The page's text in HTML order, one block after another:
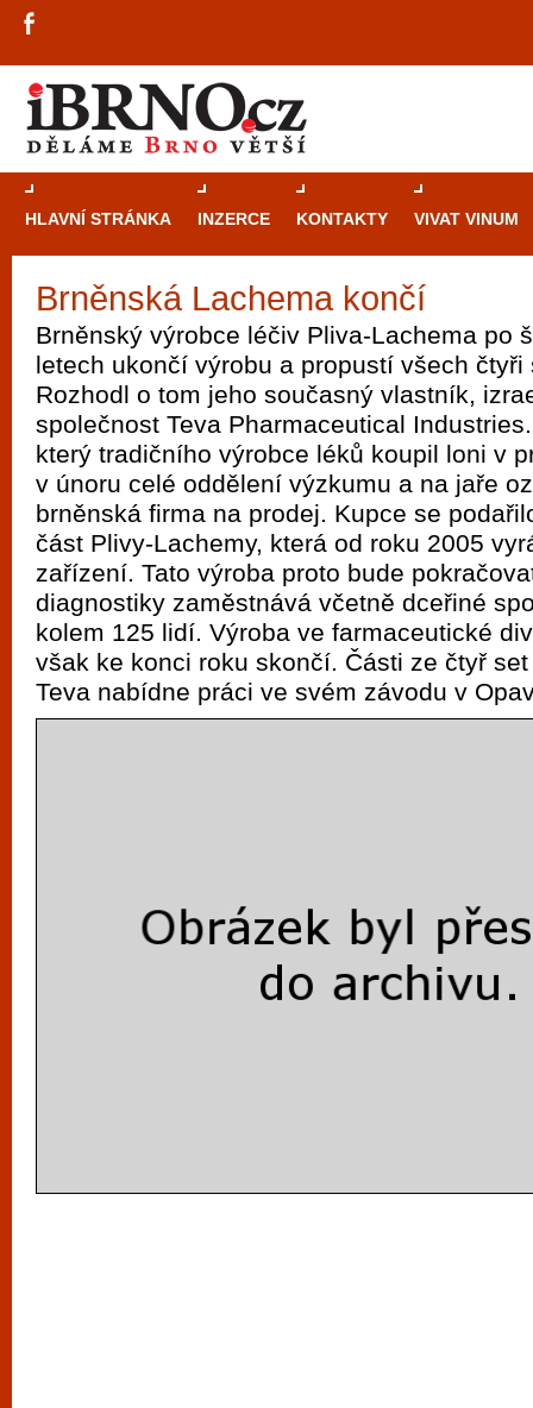
HLAVNÍ STRÁNKA INZERCE KONTAKTY VIVAT VINUM
Brněnská Lachema končí
Brněnský výrobce léčiv Pliva-Lachema po
letech ukončí výrobu a propustí všech čtyři
Rozhodl o tom jeho současný vlastník,
společnost Teva Pharmaceutical
který tradičního výrobce léků koupil loni v
v únoru celé oddělení výzkumu a na jaře
brněnská firma na prodej. Kupce se
část Plivy-Lachemy, která od roku 2005
zařízení. Tato výroba proto bude
diagnostiky zaměstnává včetně dceřiné
kolem 125 lidí. Výroba ve farmaceutické
však ke konci roku skončí. Části ze čtyř
Teva nabídne práci ve svém závodu v
Průvodce
Brně: Od
automaty
Brno je
zajímavé
restaurace,
Mimo jiné je ale také místem, kde si
vyzkoušet různé kasinové hry. V
metropoli naleznete širokou nabídku her
po moderní automaty jak pro pravidelné
příležitostné hráče. V...